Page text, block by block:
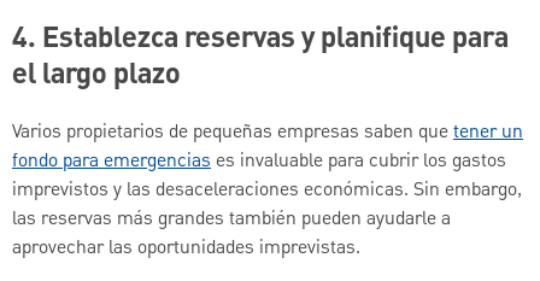
4. Establezca reservas y planifique para
el largo plazo
Varios propietarios de pequeñas empresas saben quetener un
fondo para emergenciases invaluable para cubrir los gastos
imprevistos y las desaceleraciones económicas. Sin embargo,
las reservas más grandes también pueden ayudarle a
aprovechar las oportunidades imprevistas.